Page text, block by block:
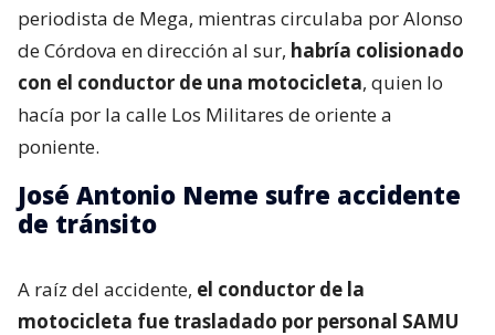
periodista de Mega, mientras circulaba por Alonso
de Córdova en dirección al sur, habría colisionado
con el conductor de una motocicleta, quien lo
hacía por la calle Los Militares de oriente a
poniente.
José Antonio Neme sufre accidente
de tránsito
A raíz del accidente, el conductor de la
motocicleta fue trasladado por personal SAMU